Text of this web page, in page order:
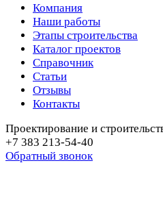
Компания
Наши работы
Этапы строительства
Каталог проектов
Справочник
Статьи
Отзывы
Контакты
Проектирование и
+7 383 213-54-40
Обратный звонок